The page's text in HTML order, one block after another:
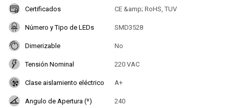
Certificados CE &amp; RoHS, TUV
Número y Tipo de LEDs SMD3528
Dimerizable No
Tensión Nominal 220 VAC
Clase aislamiento eléctrico A+
Angulo de Apertura (º) 240